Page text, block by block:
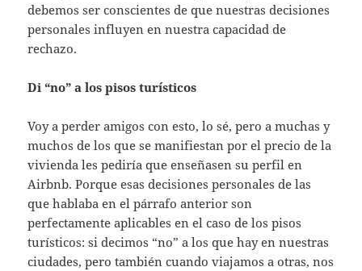
debemos ser conscientes de que nuestras decisiones
personales influyen en nuestra capacidad de
rechazo.
Di “no” a los pisos turísticos
Voy a perder amigos con esto, lo sé, pero a muchas y
muchos de los que se manifiestan por el precio de la
vivienda les pediría que enseñasen su perfil en
Airbnb. Porque esas decisiones personales de las
que hablaba en el párrafo anterior son
perfectamente aplicables en el caso de los pisos
turísticos: si decimos “no” a los que hay en nuestras
ciudades, pero también cuando viajamos a otras, nos